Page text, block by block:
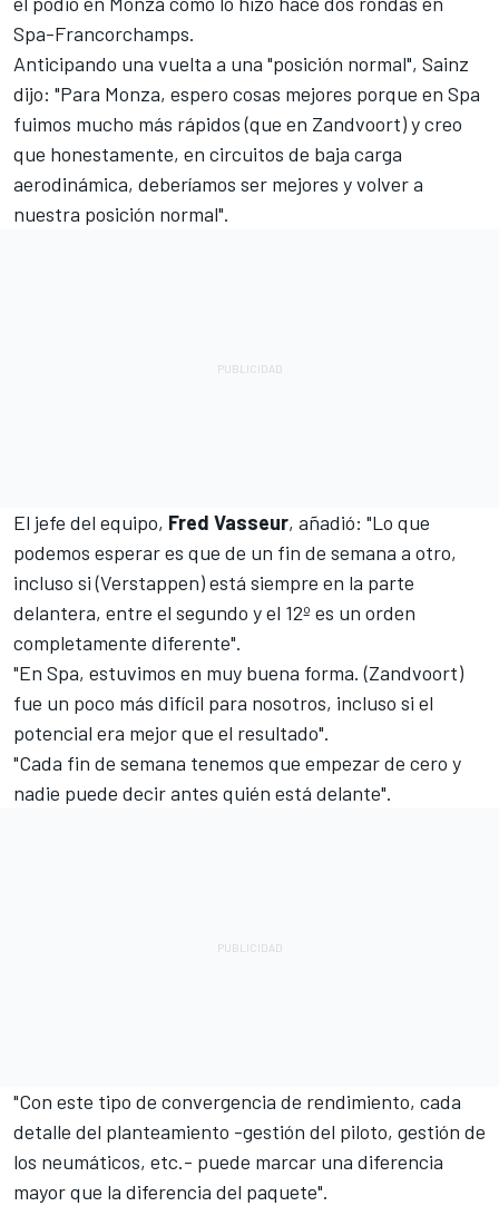
Spa-Francorchamps.
Anticipando una vuelta a una "posición normal", Sainz
dijo: "Para Monza, espero cosas mejores porque en Spa
fuimos mucho más rápidos (que en Zandvoort) y creo
que honestamente, en circuitos de baja carga
aerodinámica, deberíamos ser mejores y volver a
nuestra posición normal".
El jefe del equipo, Fred Vasseur, añadió: "Lo que
podemos esperar es que de un fin de semana a otro,
incluso si (Verstappen) está siempre en la parte
delantera, entre el segundo y el 12º es un orden
completamente diferente".
"En Spa, estuvimos en muy buena forma. (Zandvoort)
fue un poco más difícil para nosotros, incluso si el
potencial era mejor que el resultado".
"Cada fin de semana tenemos que empezar de cero y
nadie puede decir antes quién está delante".
"Con este tipo de convergencia de rendimiento, cada
detalle del planteamiento -gestión del piloto, gestión de
los neumáticos, etc.- puede marcar una diferencia
mayor que la diferencia del paquete".